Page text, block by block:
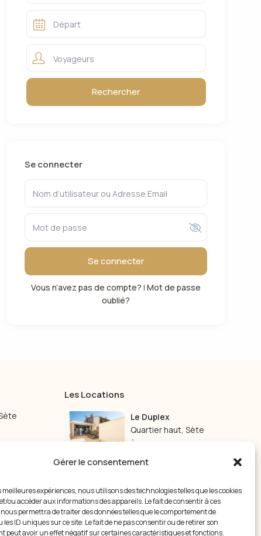
Gérer le consentement
meilleures expériences, nous utilisons des technologies telles que les cookies
ou accéder aux informations des appareils. Le fait de consentir à ces
permettra de traiter des données telles que le comportement de
les ID uniques sur ce site. Le fait de ne pas consentir ou de retirer son
peut avoir un effet négatif sur certaines caractéristiques et fonctions.
Voyageurs
Se connecter
Se connecter
Vous n’avez pas de compte? |Mot de passe
oublié?
Les Locations
Le Duplex
Quartier haut,Sète
À partir de 115 €
Le Studio
À partir de 55 €/nuit